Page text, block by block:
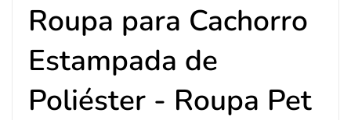
Roupa para Cachorro
Estampada de
Poliéster - Roupa Pet